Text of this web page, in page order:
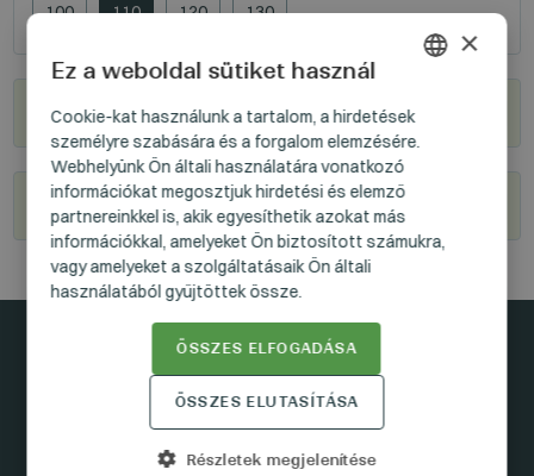
100 110 120 130
Hol kapható?
Legyél viszonteladónk
Maradjunk kapcsolatban
HUNGARIAN
GERMAN
ENGLISH
×
Ez a weboldal sütiket használ
Cookie-kat használunk a tartalom, a hirdetések
személyre szabására és a forgalom elemzésére.
Webhelyünk Ön általi használatára vonatkozó
információkat megosztjuk hirdetési és elemző
partnereinkkel is, akik egyesíthetik azokat más
információkkal, amelyeket Ön biztosított számukra,
vagy amelyeket a szolgáltatásaik Ön általi
használatából gyűjtöttek össze.
ÖSSZES ELFOGADÁSA
ÖSSZES ELUTASÍTÁSA
Részletek megjelenítése